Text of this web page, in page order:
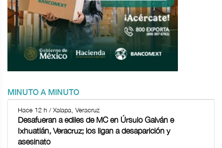
MINUTO A MINUTO
Hace 12 h / Xalapa, Veracruz
Desafueran a ediles de MC en Úrsulo Galván e
Ixhuatlán, Veracruz; los ligan a desaparición y
asesinato